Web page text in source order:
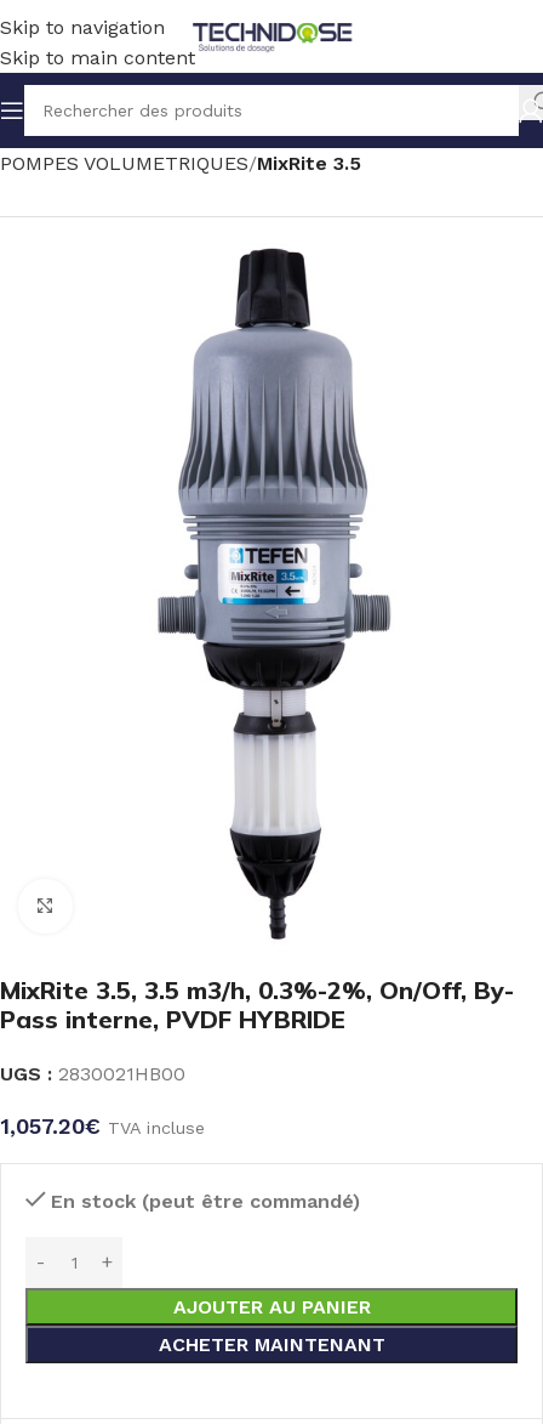
Skip to navigation
Skip to main content
Accueil TRAITEMENT EAU DOSAGE
POMPES VOLUMETRIQUES MixRite 3.5
MixRite 3.5, 3.5 m3/h, 0.3%-2%, On/Off, By-
Pass interne, PVDF HYBRIDE
UGS : 2830021HB00
1,057.20€ TVA incluse
En stock (peut être commandé)
AJOUTER AU PANIER
ACHETER MAINTENANT